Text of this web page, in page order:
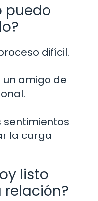
puedo
difícil.
amigo de
sentimientos
la carga
listo
relación?